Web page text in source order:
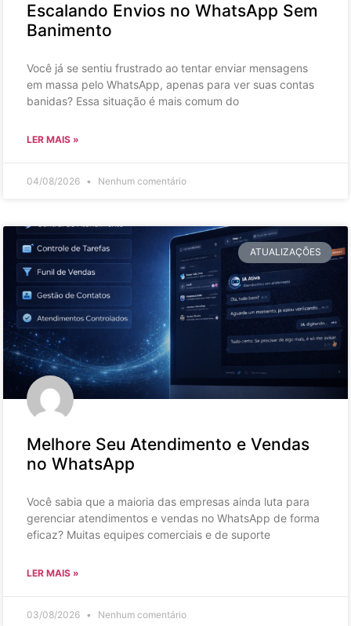
Escalando Envios no WhatsApp Sem
Banimento
Você já se sentiu frustrado ao tentar enviar mensagens
em massa pelo WhatsApp, apenas para ver suas contas
banidas? Essa situação é mais comum do
LER MAIS »
04/08/2026 Nenhum comentário
ATUALIZAÇÕES
Melhore Seu Atendimento e Vendas
no WhatsApp
Você sabia que a maioria das empresas ainda luta para
gerenciar atendimentos e vendas no WhatsApp de forma
eficaz? Muitas equipes comerciais e de suporte
LER MAIS »
03/08/2026 Nenhum comentário